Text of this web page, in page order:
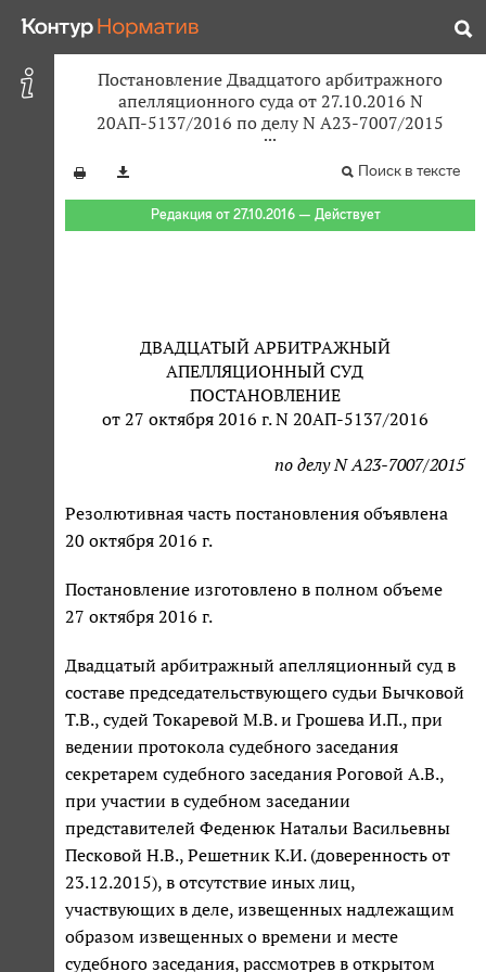
Постановление Двадцатого арбитражного
апелляционного суда от 27.10.2016 N
20АП-5137/2016 по делу N А23-7007/2015
Поиск в тексте
Редакция от 27.10.2016 — Действует
ДВАДЦАТЫЙ АРБИТРАЖНЫЙ
АПЕЛЛЯЦИОННЫЙ СУД
ПОСТАНОВЛЕНИЕ
от 27 октября 2016 г. N 20АП-5137/2016
по делу N А23-7007/2015
Резолютивная часть постановления объявлена
20 октября 2016 г.
Постановление изготовлено в полном объеме
27 октября 2016 г.
Двадцатый арбитражный апелляционный суд в
составе председательствующего судьи Бычковой
Т.В., судей Токаревой М.В. и Грошева И.П., при
ведении протокола судебного заседания
секретарем судебного заседания Роговой А.В.,
при участии в судебном заседании
представителей Феденюк Натальи Васильевны
Песковой Н.В., Решетник К.И. (доверенность от
23.12.2015), в отсутствие иных лиц,
участвующих в деле, извещенных надлежащим
образом извещенных о времени и месте
судебного заседания, рассмотрев в открытом